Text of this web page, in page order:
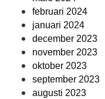
februari 2024
januari 2024
december 2023
november 2023
oktober 2023
september 2023
augusti 2023